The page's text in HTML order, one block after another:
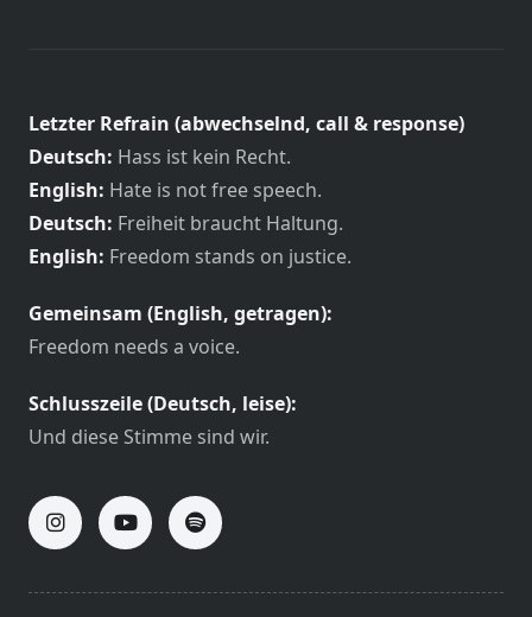
Letzter Refrain (abwechselnd, call & response)
Deutsch: Hass ist kein Recht.
English: Hate is not free speech.
Deutsch: Freiheit braucht Haltung.
English: Freedom stands on justice.
Gemeinsam (English, getragen):
Freedom needs a voice.
Schlusszeile (Deutsch, leise):
Und diese Stimme sind wir.